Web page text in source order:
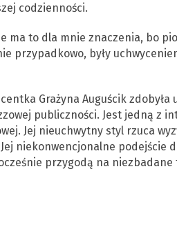
codzienności.
ma to dla mnie znaczenia, bo
przypadkowo, były
Grażyna Auguścik
publiczności. Jest jedną z
Jej nieuchwytny styl rzuca
niekonwencjonalne podejście
przygodą na